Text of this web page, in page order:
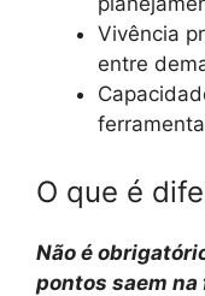
Vivência
entre
O que é
Não é
pontos saem